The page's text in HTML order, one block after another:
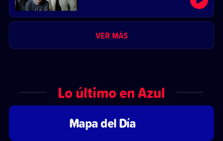
VER MÁS
Lo último en Azul
Mapa del Día